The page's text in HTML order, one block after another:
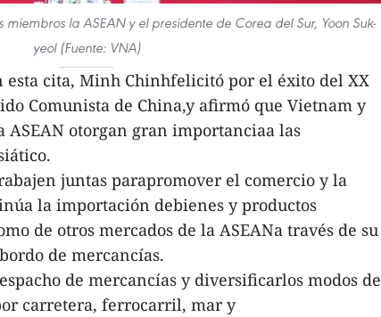
la ASEAN y el presidente de Corea del Sur, Yoon Suk-
yeol (Fuente: VNA)
cita, Minh Chinhfelicitó por el éxito del XX
Comunista de China,y afirmó que Vietnam y
ASEAN otorgan gran importanciaa las
juntas parapromover el comercio y la
la importación debienes y productos
de otros mercados de la ASEANa través de su
de mercancías.
de mercancías y diversificarlos modos de
carretera, ferrocarril, mar y